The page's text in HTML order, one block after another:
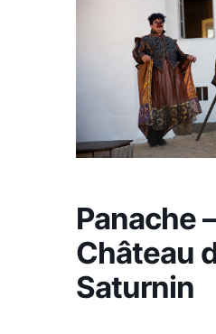
Panache –
Château
Saturnin